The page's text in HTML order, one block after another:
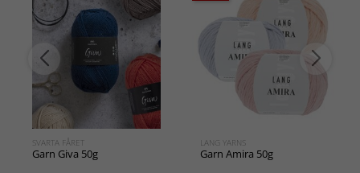
SVARTA FÅRET
Garn Giva 50g
LANG YARNS
Garn Amira 50g